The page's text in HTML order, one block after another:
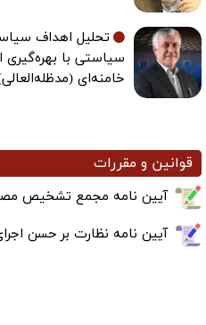
تحلیل اهداف
سیاستی با بهره‌گیری
خامنه‌ای
قوانین و مقررات
آیین نامه مجمع تشخیص
آیین نامه نظارت بر حسن